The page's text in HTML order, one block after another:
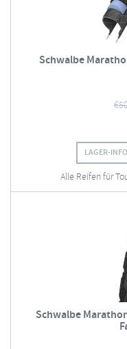
Schwalbe
€
LAGER-
Alle Reifen für
Schwalbe